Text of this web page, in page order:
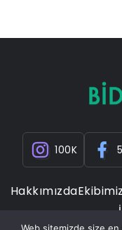
100K
HakkımızdaEkibimiz